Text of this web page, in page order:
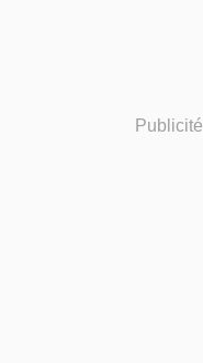
Publicité